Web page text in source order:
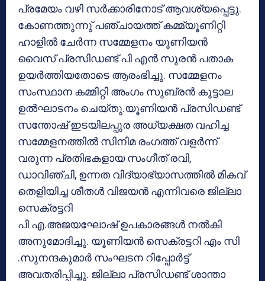
പ്രമേയം വഴി സര്‍ക്കാരിനോട് ആവശ്യപ്പെട്ടു.
കോണത്തുന്നു് പഞ്ചായത്ത് കമ്മ്യൂണിറ്റി
ഹാളില്‍ ചേര്‍ന്ന സമ്മേളനം യൂണിയന്‍
വൈസ് പ്രസിഡണ്ട് പി എന്‍ സുരന്‍ പതാക
ഉയര്‍ത്തിയതോടെ ആരംഭിച്ചു. സമ്മേളനം
സംസ്ഥാന കമ്മിറ്റി അംഗം സുബ്രന്‍ കൂട്ടാല
ഉല്‍ഘാടനം ചെയ്തു.യൂണിയന്‍ പ്രസിഡണ്ട്
സന്തോഷ് ഇടയിലപ്പുര അധ്യക്ഷത വഹിച്ച
സമ്മേളനത്തില്‍ സിനിമ രംഗത്ത് വളര്‍ന്ന്
വരുന്ന പ്രതിഭകളായ സംഗീത് രവി,
ഡാവിഞ്ചി, ഉന്നത വിദ്യാഭ്യാസത്തില്‍ മികവ്
തെളിയിച്ച ശീതള്‍ വിജയന്‍ എന്നിവരെ ജില്ലാ
സെക്രട്ടറി
പി എ.അജയഘോഷ് ഉപകാരങ്ങള്‍ നല്‍കി
അനുമോദിച്ചു. യൂണിയന്‍ സെക്രട്ടറി എം സി
.സുനന്ദകുമാര്‍ സംഘടന റിപ്പോര്‍ട്ട്
അവതരിപ്പിച്ചു. ജില്ലാ പ്രസിഡണ്ട് ശാന്താ